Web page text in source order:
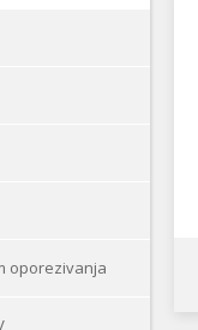
oporezivanja